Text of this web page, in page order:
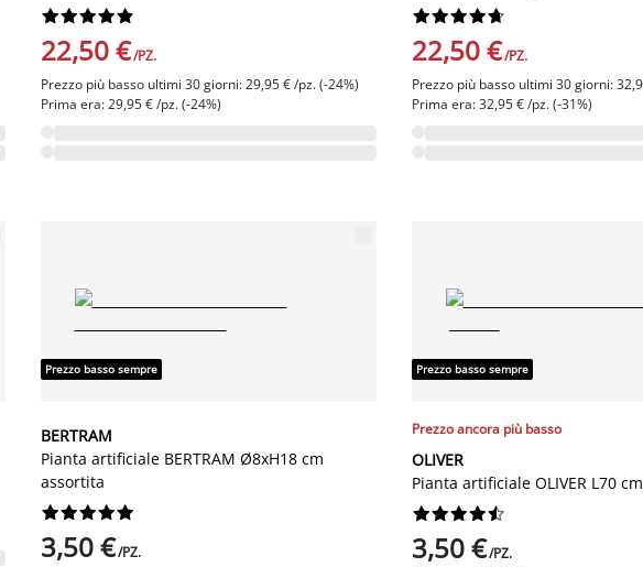






22,50 €/PZ.
Prezzo più basso ultimi 30 giorni: 29,95 € /pz. (-24%)
Prima era: 29,95 € /pz. (-24%)






22,50 €/PZ.
Prezzo più basso ultimi 30 giorni:
Prima era: 32,95 € /pz. (-31%)
Prezzo basso sempre
BERTRAM
Pianta artificiale BERTRAM Ø8xH18 cm
assortita






3,50 €/PZ.
Prezzo basso sempre
Prezzo ancora più basso
OLIVER
Pianta artificiale OLIVER L70






3,50 €/PZ.